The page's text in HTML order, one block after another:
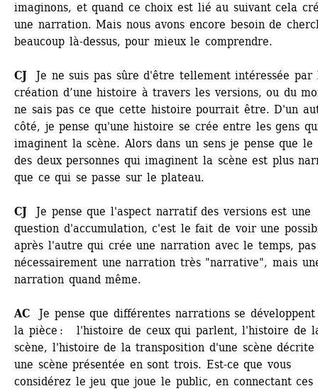
imaginons, et quand ce choix est lié au suivant cela
une narration. Mais nous avons encore besoin de
beaucoup là-dessus, pour mieux le comprendre.
CJ Je ne suis pas sûre d'être tellement intéressée par
création d’une histoire à travers les versions, ou du
ne sais pas ce que cette histoire pourrait être. D'un
côté, je pense qu'une histoire se crée entre les gens
imaginent la scène. Alors dans un sens je pense que le
des deux personnes qui imaginent la scène est plus
que ce qui se passe sur le plateau.
CJ Je pense que l'aspect narratif des versions est une
question d'accumulation, c'est le fait de voir une
après l'autre qui crée une narration avec le temps, pas
nécessairement une narration très "narrative", mais
narration quand même.
AC Je pense que différentes narrations se développent
la pièce : l'histoire de ceux qui parlent, l'histoire de
scène, l'histoire de la transposition d'une scène décrite
une scène présentée en sont trois. Est-ce que vous
considérez le jeu que joue le public, en connectant ces